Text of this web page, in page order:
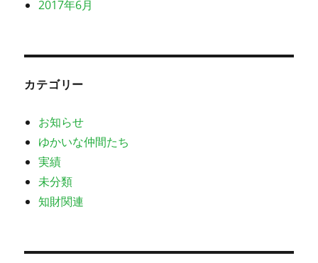
2017年6月
カテゴリー
お知らせ
ゆかいな仲間たち
実績
未分類
知財関連